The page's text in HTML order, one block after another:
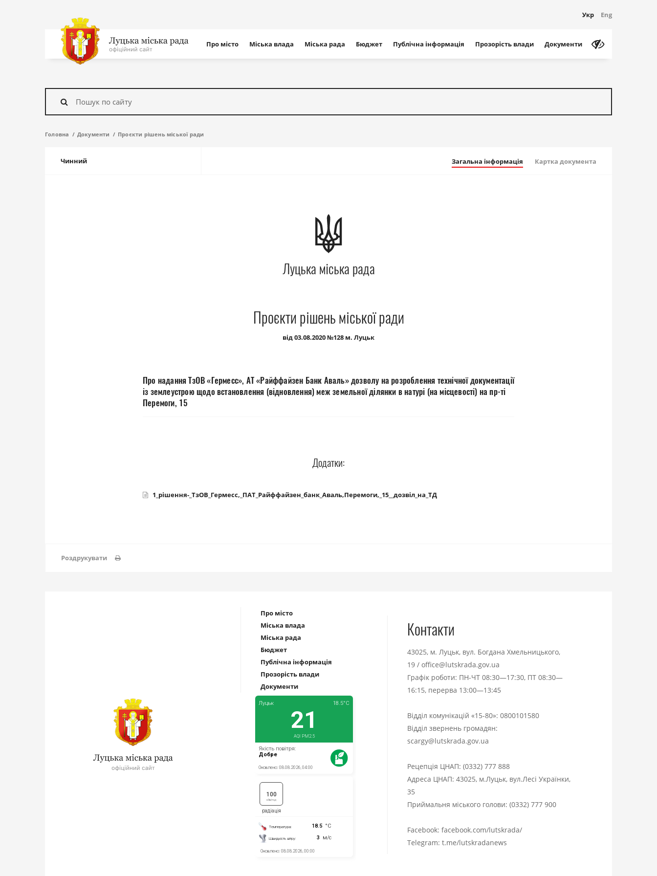
Укр Eng
На
головну
сайту
Про місто Міська влада Міська рада Бюджет Публічна інформація Прозорість влади Документи
Знайти
Головна Документи Проєкти рішень міської ради
Чинний Загальна інформація Картка документа
Луцька міська рада
Проєкти рішень міської ради
від 03.08.2020 №128 м. Луцьк
Про надання ТзОВ «Гермесс», АТ «Райффайзен Банк Аваль» дозволу на розроблення технічної документації
із землеустрою щодо встановлення (відновлення) меж земельної ділянки в натурі (на місцевості) на пр-ті
Перемоги, 15
Додатки:
1_рішення-_ТзОВ_Гермесс,_ПАТ_Райффайзен_банк_Аваль,Перемоги,_15__дозвіл_на_ТД
Роздрукувати
Про місто
Міська влада
Міська рада
Бюджет
Публічна інформація
Прозорість влади
Документи
Контакти
43025, м. Луцьк, вул. Богдана Хмельницького,
19 / office@lutskrada.gov.ua
Графік роботи: ПН-ЧТ 08:30—17:30, ПТ 08:30—
16:15, перерва 13:00—13:45
Відділ комунікацій «15-80»: 0800101580
Відділ звернень громадян:
scargy@lutskrada.gov.ua
Рецепція ЦНАП: (0332) 777 888
Адреса ЦНАП: 43025, м.Луцьк, вул.Лесі Українки,
35
Приймальня міського голови: (0332) 777 900
Facebook: facebook.com/lutskrada/
Telegram: t.me/lutskradanews